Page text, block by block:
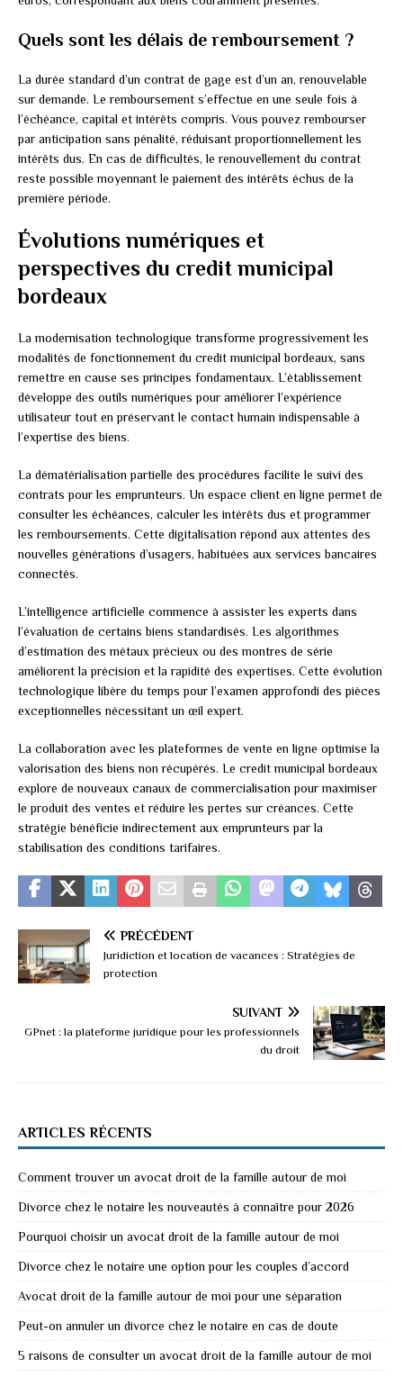
Quels sont les délais de remboursement ?
La durée standard d’un contrat de gage est d’un an, renouvelable
sur demande. Le remboursement s’effectue en une seule fois à
l’échéance, capital et intérêts compris. Vous pouvez rembourser
par anticipation sans pénalité, réduisant proportionnellement les
intérêts dus. En cas de difficultés, le renouvellement du contrat
reste possible moyennant le paiement des intérêts échus de la
première période.
Évolutions numériques et
perspectives du credit municipal
bordeaux
La modernisation technologique transforme progressivement les
modalités de fonctionnement du credit municipal bordeaux, sans
remettre en cause ses principes fondamentaux. L’établissement
développe des outils numériques pour améliorer l’expérience
utilisateur tout en préservant le contact humain indispensable à
l’expertise des biens.
La dématérialisation partielle des procédures facilite le suivi des
contrats pour les emprunteurs. Un espace client en ligne permet de
consulter les échéances, calculer les intérêts dus et programmer
les remboursements. Cette digitalisation répond aux attentes des
nouvelles générations d’usagers, habituées aux services bancaires
connectés.
L’intelligence artificielle commence à assister les experts dans
l’évaluation de certains biens standardisés. Les algorithmes
d’estimation des métaux précieux ou des montres de série
améliorent la précision et la rapidité des expertises. Cette évolution
technologique libère du temps pour l’examen approfondi des pièces
exceptionnelles nécessitant un œil expert.
La collaboration avec les plateformes de vente en ligne optimise la
valorisation des biens non récupérés. Le credit municipal bordeaux
explore de nouveaux canaux de commercialisation pour maximiser
le produit des ventes et réduire les pertes sur créances. Cette
stratégie bénéficie indirectement aux emprunteurs par la
stabilisation des conditions tarifaires.
PRÉCÉDENT
Juridiction et location de vacances : Stratégies de
protection
SUIVANT
GPnet : la plateforme juridique pour les professionnels
du droit
ARTICLES RÉCENTS
Comment trouver un avocat droit de la famille autour de moi
Divorce chez le notaire les nouveautés à connaître pour 2026
Pourquoi choisir un avocat droit de la famille autour de moi
Divorce chez le notaire une option pour les couples d’accord
Avocat droit de la famille autour de moi pour une séparation
Peut-on annuler un divorce chez le notaire en cas de doute
5 raisons de consulter un avocat droit de la famille autour de moi